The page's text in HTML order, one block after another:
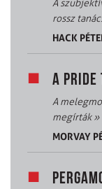
A
rossz
HACK
A PRIDE
A
megírták»
MORVAY